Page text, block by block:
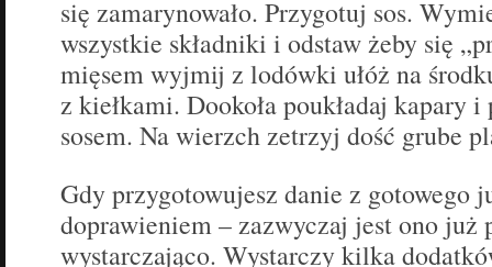
się zamarynowało. Przygotuj sos.
wszystkie składniki i odstaw żeby się
mięsem wyjmij z lodówki ułóż na
z kiełkami. Dookoła poukładaj kapary
sosem. Na wierzch zetrzyj dość grube
Gdy przygotowujesz danie z gotowego
doprawieniem – zazwyczaj jest ono już
wystarczająco. Wystarczy kilka